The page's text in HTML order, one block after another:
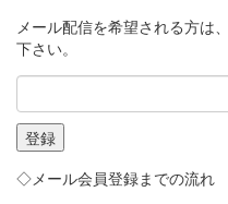
メール配信を希望される方は
下さい。
◇メール会員登録までの流れ